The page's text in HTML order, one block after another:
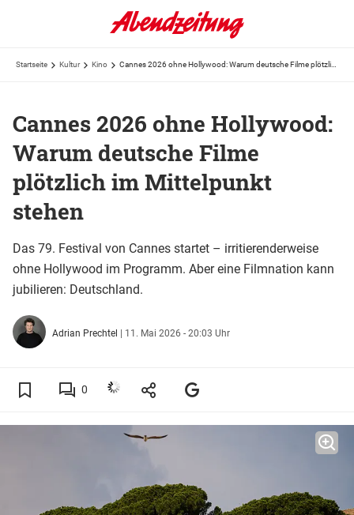
Startseite Kultur Kino
Cannes 2026 ohne Hollywood:
Warum deutsche Filme
plötzlich im Mittelpunkt
stehen
Das 79. Festival von Cannes startet – irritierenderweise
ohne Hollywood im Programm. Aber eine Filmnation kann
jubilieren: Deutschland.
Adrian Prechtel | 11. Mai 2026 - 20:03 Uhr
0